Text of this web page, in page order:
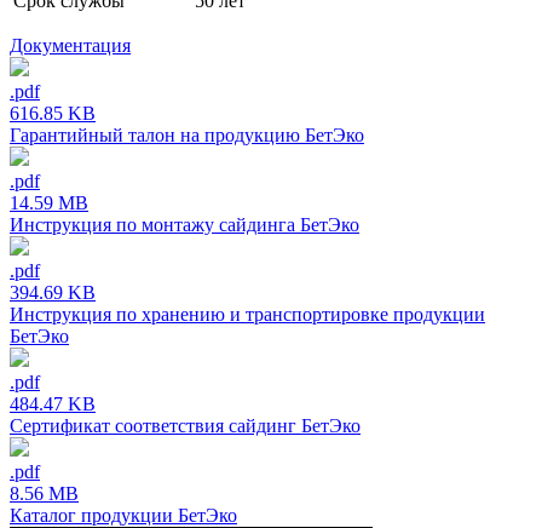
Документация
.pdf
616.85 KB
Гарантийный талон на продукцию БетЭко
.pdf
14.59 MB
Инструкция по монтажу сайдинга БетЭко
.pdf
394.69 KB
Инструкция по хранению и транспортировке продукции
БетЭко
.pdf
484.47 KB
Сертификат соответствия сайдинг БетЭко
.pdf
8.56 MB
Каталог продукции БетЭко